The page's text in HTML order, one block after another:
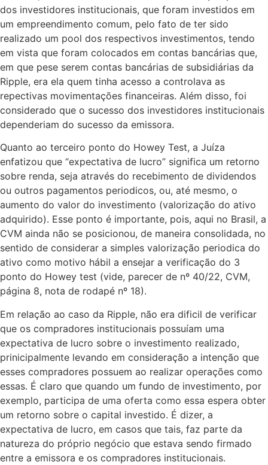
dos investidores institucionais, que foram investidos em
um empreendimento comum, pelo fato de ter sido
realizado um pool dos respectivos investimentos, tendo
em vista que foram colocados em contas bancárias que,
em que pese serem contas bancárias de subsidiárias da
Ripple, era ela quem tinha acesso a controlava as
repectivas movimentações financeiras. Além disso, foi
considerado que o sucesso dos investidores institucionais
dependeriam do sucesso da emissora.
Quanto ao terceiro ponto do Howey Test, a Juíza
enfatizou que “expectativa de lucro” significa um retorno
sobre renda, seja através do recebimento de dividendos
ou outros pagamentos periodicos, ou, até mesmo, o
aumento do valor do investimento (valorização do ativo
adquirido). Esse ponto é importante, pois, aqui no Brasil, a
CVM ainda não se posicionou, de maneira consolidada, no
sentido de considerar a simples valorização periodica do
ativo como motivo hábil a ensejar a verificação do 3
ponto do Howey test (vide, parecer de nº 40/22, CVM,
página 8, nota de rodapé nº 18).
Em relação ao caso da Ripple, não era dificil de verificar
que os compradores institucionais possuíam uma
expectativa de lucro sobre o investimento realizado,
prinicipalmente levando em consideração a intenção que
esses compradores possuem ao realizar operações como
essas. É claro que quando um fundo de investimento, por
exemplo, participa de uma oferta como essa espera obter
um retorno sobre o capital investido. É dizer, a
expectativa de lucro, em casos que tais, faz parte da
natureza do próprio negócio que estava sendo firmado
entre a emissora e os compradores institucionais.